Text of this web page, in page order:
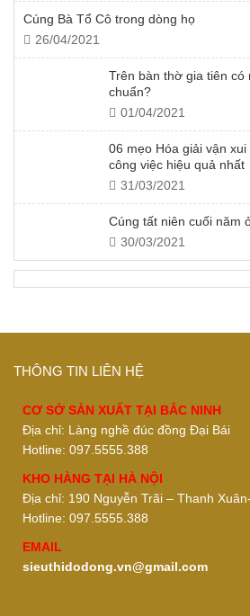
Cúng Bà Tổ Cô trong dòng họ
26/04/2021
Trên bàn thờ gia tiên có
chuẩn?
01/04/2021
06 mẹo Hóa giải vận xui
công việc hiệu quả nhất
31/03/2021
Cúng tất niên cuối năm
30/03/2021
THÔNG TIN LIÊN HỆ
CƠ SỞ SẢN XUẤT TẠI BẮC NINH
Địa chỉ: Làng nghề đúc đồng Đại Bái
Hotline: 097.5555.388
KHO HÀNG TẠI HÀ NỘI
Địa chỉ: 190 Nguyễn Trãi – Thanh
Hotline: 097.5555.388
EMAIL
sieuthidodong.vn@gmail.com